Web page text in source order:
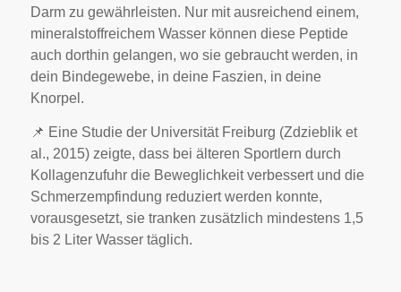
Darm zu gewährleisten. Nur mit ausreichend einem,
mineralstoffreichem Wasser können diese Peptide
auch dorthin gelangen, wo sie gebraucht werden, in
dein Bindegewebe, in deine Faszien, in deine
Knorpel.
📌 Eine Studie der Universität Freiburg (Zdzieblik et
al., 2015) zeigte, dass bei älteren Sportlern durch
Kollagenzufuhr die Beweglichkeit verbessert und die
Schmerzempfindung reduziert werden konnte,
vorausgesetzt, sie tranken zusätzlich mindestens 1,5
bis 2 Liter Wasser täglich.